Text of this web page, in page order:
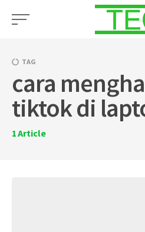
TAG
cara
tiktok di
1Article